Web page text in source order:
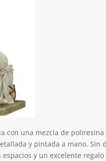
con una mezcla de
y pintada a mano. Sin
y un excelente